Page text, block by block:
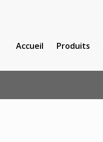
Accueil Produits